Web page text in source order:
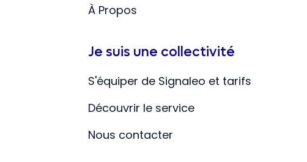
À Propos
Je suis une collectivité
S'équiper de Signaleo et tarifs
Découvrir le service
Nous contacter